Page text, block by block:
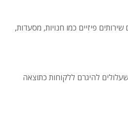
פיזיים כמו חנויות, מסעדות,
להיגרם ללקוחות כתוצאה